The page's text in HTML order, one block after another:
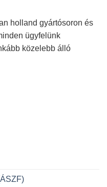
holland gyártósoron és
ügyfelünk
közelebb álló